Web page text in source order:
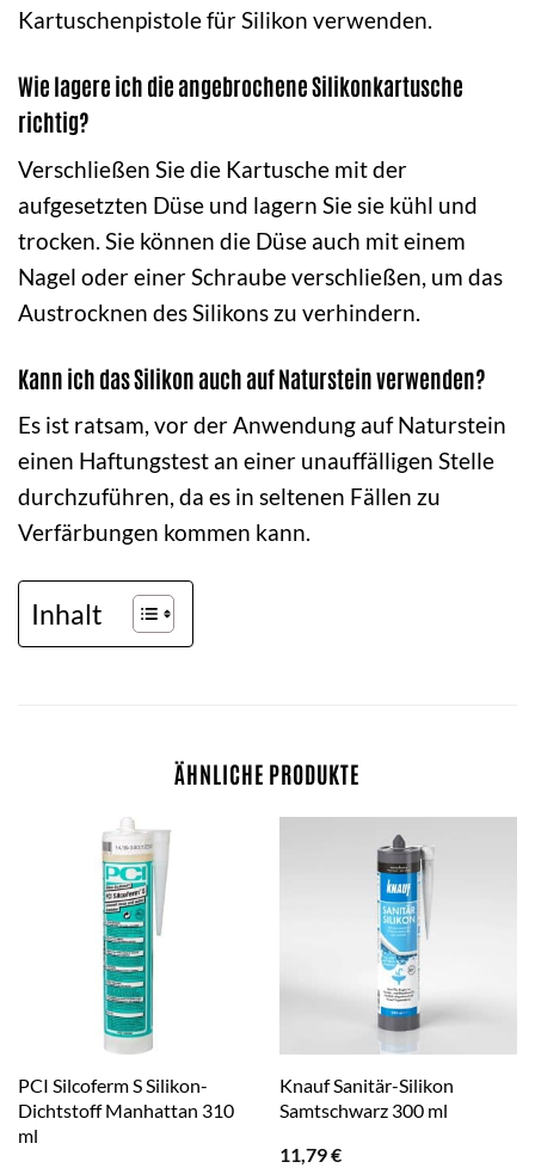
Kartuschenpistole für Silikon verwenden.
Wie lagere ich die angebrochene Silikonkartusche
richtig?
Verschließen Sie die Kartusche mit der
aufgesetzten Düse und lagern Sie sie kühl und
trocken. Sie können die Düse auch mit einem
Nagel oder einer Schraube verschließen, um das
Austrocknen des Silikons zu verhindern.
Kann ich das Silikon auch auf Naturstein verwenden?
Es ist ratsam, vor der Anwendung auf Naturstein
einen Haftungstest an einer unauffälligen Stelle
durchzuführen, da es in seltenen Fällen zu
Verfärbungen kommen kann.
Inhalt
ÄHNLICHE PRODUKTE
PCI Silcoferm S Silikon-
Dichtstoff Manhattan 310
ml
Knauf Sanitär-Silikon
Samtschwarz 300 ml
11,79€